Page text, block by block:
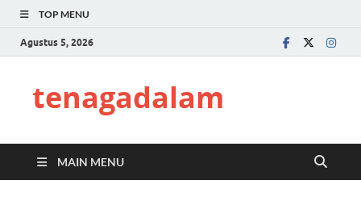
TOP MENU
Agustus 5, 2026
tenagadalam
MAIN MENU